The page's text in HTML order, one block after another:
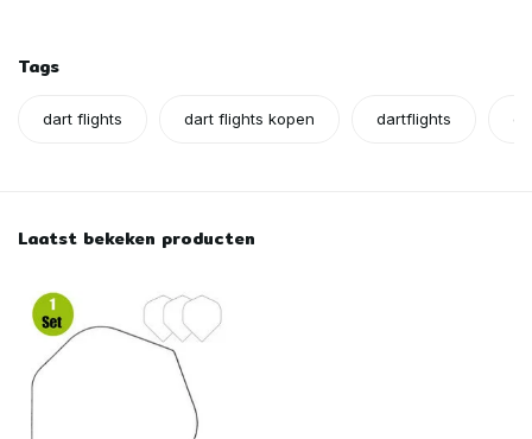
Tags
dart flights dart flights kopen dartflights
Laatst bekeken producten